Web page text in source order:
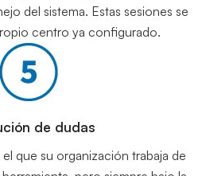
del sistema. Estas sesiones se
centro ya configurado.
de dudas
que su organización trabaja de